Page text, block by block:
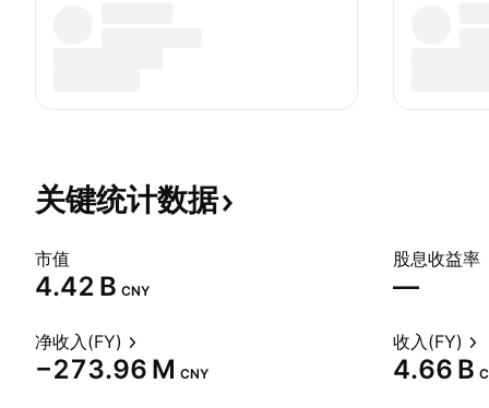
关键统计数据
市值
‪4.42 B‬ CNY
股息收益率
—
净收入(FY)
‪−273.96 M‬ CNY
收入(FY)
‪4.66 B‬